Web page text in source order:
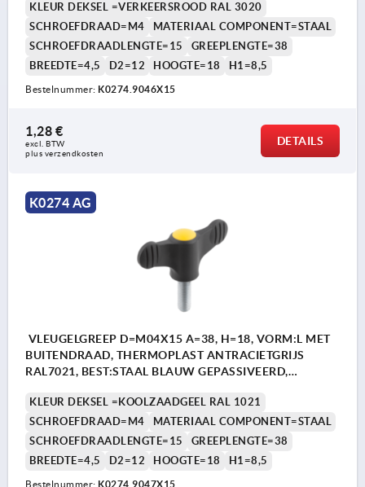
KLEUR DEKSEL =VERKEERSROOD RAL 3020
SCHROEFDRAAD=M4
MATERIAAL COMPONENT=STAAL
SCHROEFDRAADLENGTE=15
GREEPLENGTE=38
BREEDTE=4,5
D2=12 HOOGTE=18 H1=8,5
Bestelnummer: K0274.9046X15
1,28 €
excl. BTW
plus verzendkosten
DETAILS
K0274 AG
VLEUGELGREEP D=M04X15 A=38, H=18, VORM:L MET
BUITENDRAAD, THERMOPLAST ANTRACIETGRIJS
RAL7021, BEST:STAAL BLAUW GEPASSIVEERD,
KLEUR DEKSEL =KOOLZAADGEEL RAL 1021
SCHROEFDRAAD=M4
MATERIAAL COMPONENT=STAAL
SCHROEFDRAADLENGTE=15
GREEPLENGTE=38
BREEDTE=4,5
D2=12 HOOGTE=18 H1=8,5
Bestelnummer: K0274.9047X15